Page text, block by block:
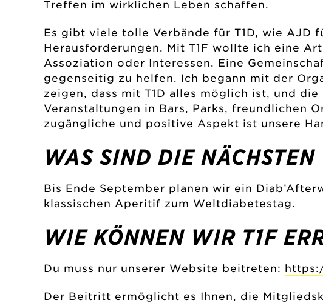
Treffen im wirklichen Leben schaffen.
Es gibt viele tolle Verbände für T1D, wie AJD
Herausforderungen. Mit T1F wollte ich eine
Assoziation oder Interessen. Eine
gegenseitig zu helfen. Ich begann mit der
zeigen, dass mit T1D alles möglich ist, und
Veranstaltungen in Bars, Parks, freundlichen
zugängliche und positive Aspekt ist unsere
WAS SIND DIE
Bis Ende September planen wir ein
klassischen Aperitif zum Weltdiabetestag.
WIE KÖNNEN WIR T1F
Du muss nur unserer Website beitreten:
Der Beitritt ermöglicht es Ihnen, die